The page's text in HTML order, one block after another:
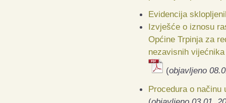
Evidencija
Izvješće o iznosu
Općine Trpinja za
nezavisnih
(objavljeno
Procedura o načinu